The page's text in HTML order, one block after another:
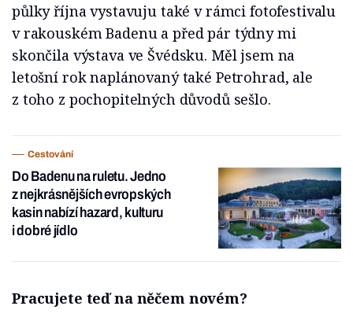
půlky října vystavuju také v rámci fotofestivalu
v rakouském Badenu a před pár týdny mi
skončila výstava ve Švédsku. Měl jsem na
letošní rok naplánovaný také Petrohrad, ale
z toho z pochopitelných důvodů sešlo.
Cestování
Do Badenu na ruletu. Jedno
z nejkrásnějších evropských
kasin nabízí hazard, kulturu
i dobré jídlo
Pracujete teď na něčem novém?